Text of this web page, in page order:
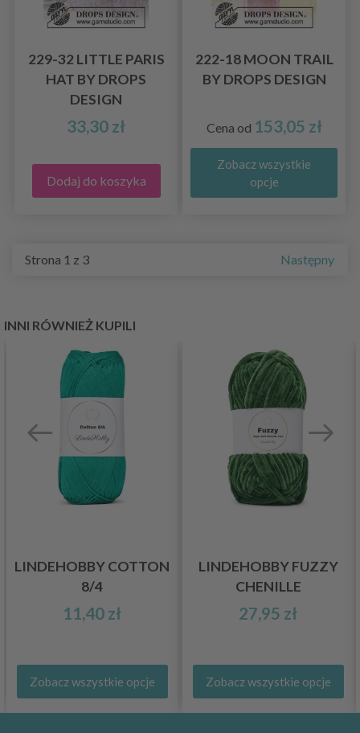
229-32 LITTLE PARIS
HAT BY DROPS
DESIGN
33,30 zł
Dodaj do koszyka
222-18 MOON TRAIL
BY DROPS DESIGN
Cena od 153,05 zł
Zobacz wszystkie
opcje
Strona 1 z 3 Następny
INNI RÓWNIEŻ KUPILI
LINDEHOBBY COTTON
8/4
11,40 zł
Zobacz wszystkie opcje
LINDEHOBBY FUZZY
CHENILLE
27,95 zł
Zobacz wszystkie opcje